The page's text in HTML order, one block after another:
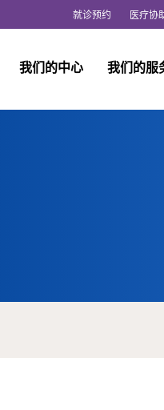
就诊预约 医疗协
我们的中心 我们的服